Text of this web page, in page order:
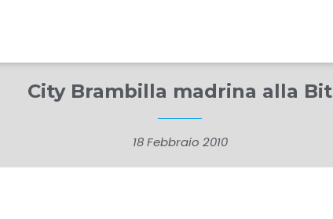
City Brambilla madrina alla Bit
18 Febbraio 2010